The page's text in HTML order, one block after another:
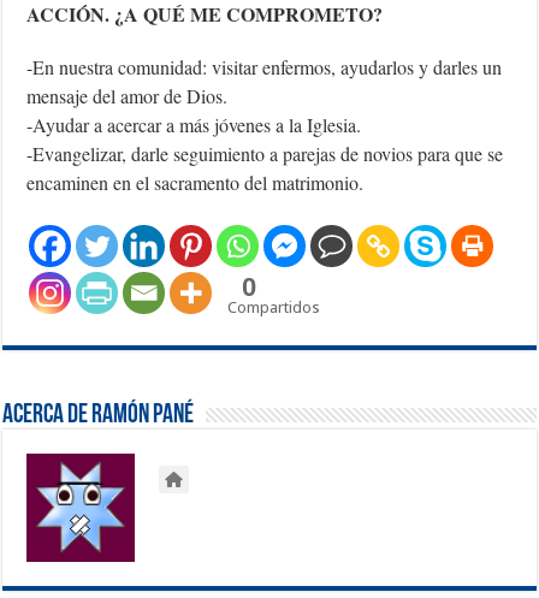
ACCIÓN. ¿A QUÉ ME COMPROMETO?
-En nuestra comunidad: visitar enfermos, ayudarlos y darles un
mensaje del amor de Dios.
-Ayudar a acercar a más jóvenes a la Iglesia.
-Evangelizar, darle seguimiento a parejas de novios para que se
encaminen en el sacramento del matrimonio.
0
Compartidos
Acerca de Ramón Pané